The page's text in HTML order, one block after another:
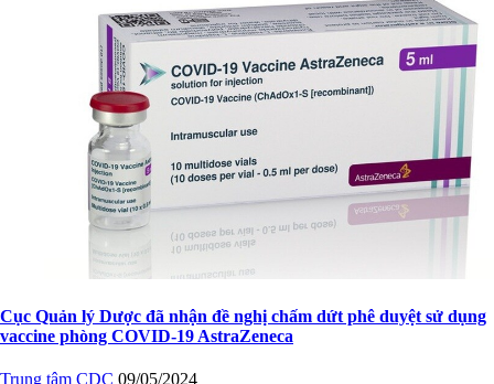
Cục Quản lý Dược đã nhận đề nghị chấm dứt phê duyệt sử dụng
vaccine phòng COVID-19 AstraZeneca
Trung tâm CDC 09/05/2024
Đại diện Cục Quản lý Dược - Bộ Y tế cho biết, Cục đã nhận được
thông báo của phía AstraZeneca về việc đề nghị chấm dứt phê duyệt
sử dụng vaccine phòng COVID-19 AstraZeneca cho nhu cầu cấp bách
tại Việt Nam.